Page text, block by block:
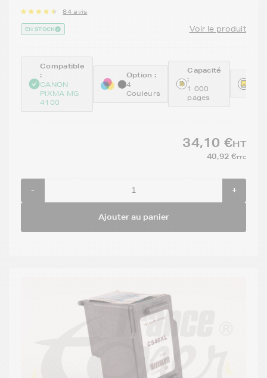
84 avis
EN STOCK Voir le produit
Compatible
:
CANON
PIXMA MG
4100
Option :
4
Couleurs
Capacité
:
1 000
pages
34,10 €HT
40,92 €TTC
- +
Ajouter au panier